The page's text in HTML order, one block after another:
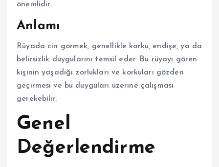
önemlidir.
Anlamı
Rüyada cin görmek, genellikle korku, endişe, ya da
belirsizlik duygularını temsil eder. Bu rüyayı gören
kişinin yaşadığı zorlukları ve korkuları gözden
geçirmesi ve bu duyguları üzerine çalışması
gerekebilir.
Genel
Değerlendirme